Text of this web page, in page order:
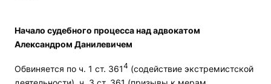
Начало судебного процесса над адвокатом
Александром Данилевичем
Обвиняется по ч. 1 ст. 3614 (содействие экстремистской